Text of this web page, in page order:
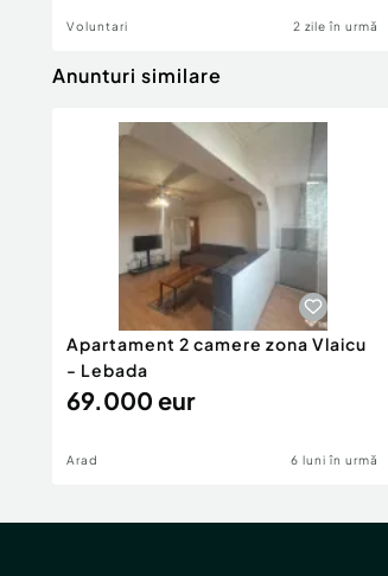
Voluntari 2 zile în urmă
Anunturi similare
Apartament 2 camere zona Vlaicu
- Lebada
69.000 eur
Arad 6 luni în urmă